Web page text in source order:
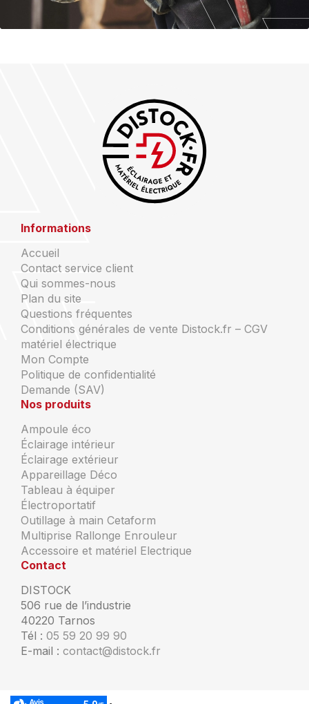
Informations
Accueil
Contact service client
Qui sommes-nous
Plan du site
Questions fréquentes
Conditions générales de vente Distock.fr – CGV
matériel électrique
Mon Compte
Politique de confidentialité
Demande (SAV)
Nos produits
Ampoule éco
Éclairage intérieur
Éclairage extérieur
Appareillage Déco
Tableau à équiper
Électroportatif
Outillage à main Cetaform
Multiprise Rallonge Enrouleur
Accessoire et matériel Electrique
Contact
DISTOCK
506 rue de l’industrie
40220 Tarnos
Tél : 05 59 20 99 90
E-mail : contact@distock.fr